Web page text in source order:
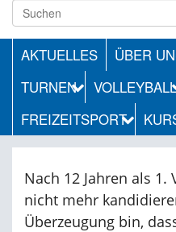
AKTUELLES ÜBER
TURNEN
VOLLEYBALL
FREIZEITSPORT
Nach 12 Jahren als
nicht mehr
Überzeugung bin,